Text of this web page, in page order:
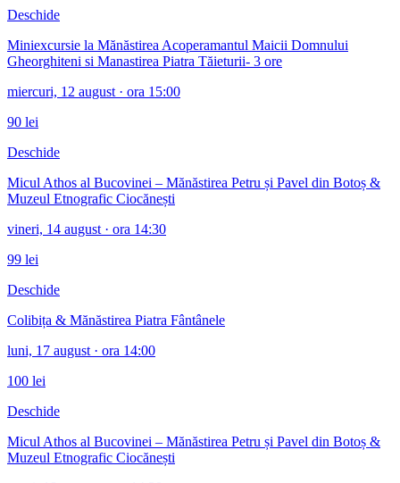
Deschide
Miniexcursie la Mănăstirea Acoperamantul Maicii Domnului
Gheorghiteni si Manastirea Piatra Tăieturii- 3 ore
miercuri, 12 august · ora 15:00
90 lei
Deschide
Micul Athos al Bucovinei – Mănăstirea Petru și Pavel din Botoș &
Muzeul Etnografic Ciocănești
vineri, 14 august · ora 14:30
99 lei
Deschide
Colibița & Mănăstirea Piatra Fântânele
luni, 17 august · ora 14:00
100 lei
Deschide
Micul Athos al Bucovinei – Mănăstirea Petru și Pavel din Botoș &
Muzeul Etnografic Ciocănești